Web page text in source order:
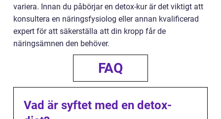
variera. Innan du påbörjar en detox-kur är det viktigt att
konsultera en näringsfysiolog eller annan kvalificerad
expert för att säkerställa att din kropp får de
näringsämnen den behöver.
FAQ
Vad är syftet med en detox-